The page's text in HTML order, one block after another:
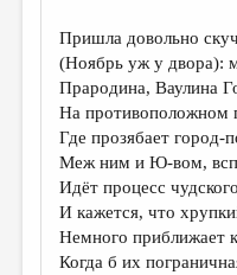
Пришла довольно
(Ноябрь уж у двора):
Прародина, Ваулина
На противоположном
Где прозябает город-
Меж ним и Ю-вом,
Идёт процесс
И кажется, что
Немного приближает
Когда б их